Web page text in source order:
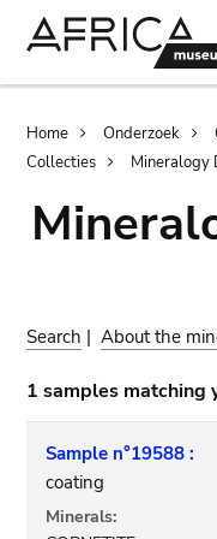
Home Onderzoek
Collecties
Mineralogy
Search |About the
1 samples matching
Sample n°19588 :
coating
Minerals: